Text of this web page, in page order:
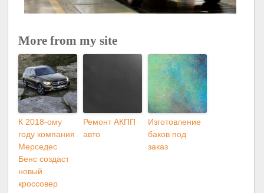
More from my site
К 2018-ому
году компания
Мерседес
Бенс создаст
новый
кроссовер
Ремонт АКПП
авто
Изготовление
баков под
заказ